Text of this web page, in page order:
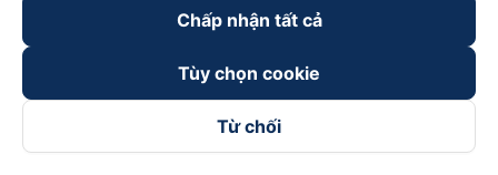
Giờ xuất phát ở Nam Định: 09:00
Thời gian chạy từ Nam Định đi Phan Rang-Tháp
Chấp nhận tất cả
Tùy chọn cookie
Từ chối